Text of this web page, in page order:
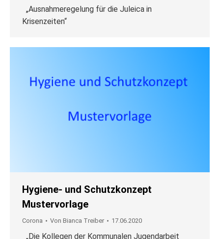
„Ausnahmeregelung für die Juleica in
Krisenzeiten“
Hygiene- und Schutzkonzept
Mustervorlage
Corona Von Bianca Treiber 17.06.2020
„Die Kollegen der Kommunalen Jugendarbeit